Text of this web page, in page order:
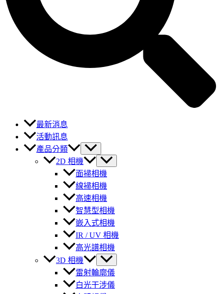
最新消息
活動訊息
產品分類
2D 相機
面掃相機
線掃相機
高速相機
智慧型相機
嵌入式相機
IR / UV 相機
高光譜相機
3D 相機
雷射輪廓儀
白光干涉儀